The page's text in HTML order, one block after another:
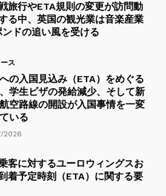
旅行やETA規則の変更が訪問動
る中、英国の観光業は音楽産業
ンドの追い風を受ける
ス
の入国見込み（ETA）をめぐる
学生ビザの発給減少、そして新
空路線の開設が入国事情を一変
いる
2026
客に対するユーロウィングスお
着予定時刻（ETA）に関する要